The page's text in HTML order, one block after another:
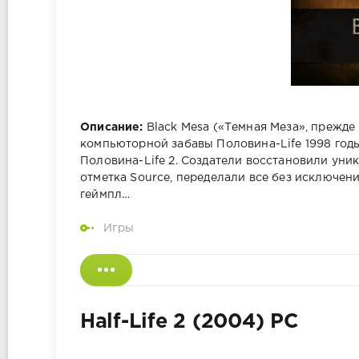
Описание: Black Mesa («Темная Меза»,
компьюторной забавы Половина-Life 1998
Половина-Life 2. Создатели восстановили
отметка Source, переделали все без
геймпл…
Игры
Half-Life 2 (2004) PC